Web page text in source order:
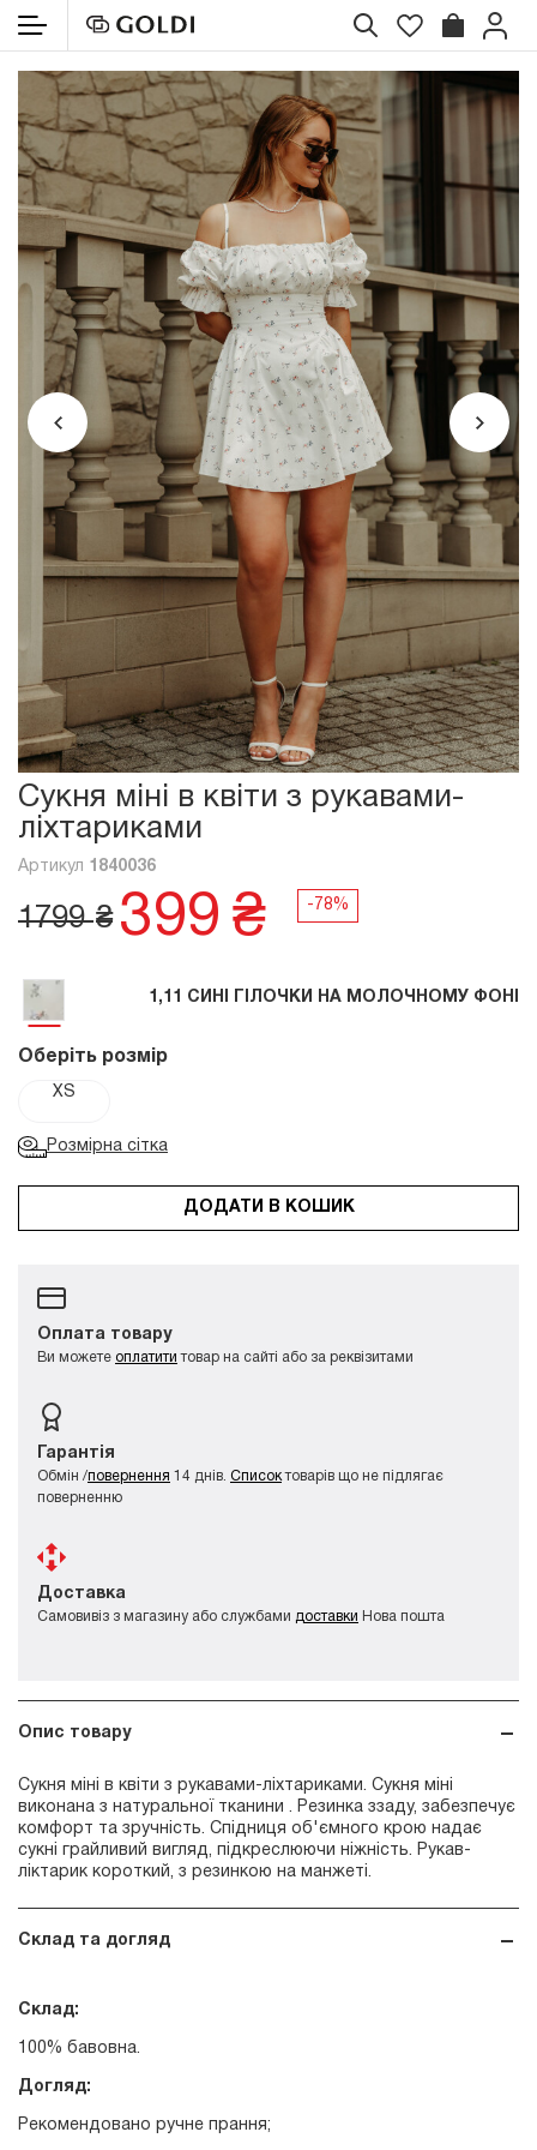
Сукня міні в квіти з рукавами-
ліхтариками
Артикул 1840036
1799₴ 399 ₴
1,11 СИНІ ГІЛОЧКИ НА МОЛОЧНОМУ ФОНІ
Оберіть розмір
XS
Розмірна сітка
ДОДАТИ В КОШИК
Оплата товару
Ви можете оплатити товар на сайті або за реквізитами
Гарантія
Обмін /повернення 14 днів. Списоктоварів що не підлягає
поверненню
Доставка
Самовивіз з магазину або службами доставки Нова пошта
Опис товару
Сукня міні в квіти з рукавами-ліхтариками. Сукня міні
виконана з натуральної тканини . Резинка ззаду, забезпечує
комфорт та зручність. Спідниця об'ємного крою надає
сукні грайливий вигляд, підкреслюючи ніжність. Рукав-
ліктарик короткий, з резинкою на манжеті.
Склад та догляд
Склад:
100% бавовна.
Догляд:
Рекомендовано ручне прання;